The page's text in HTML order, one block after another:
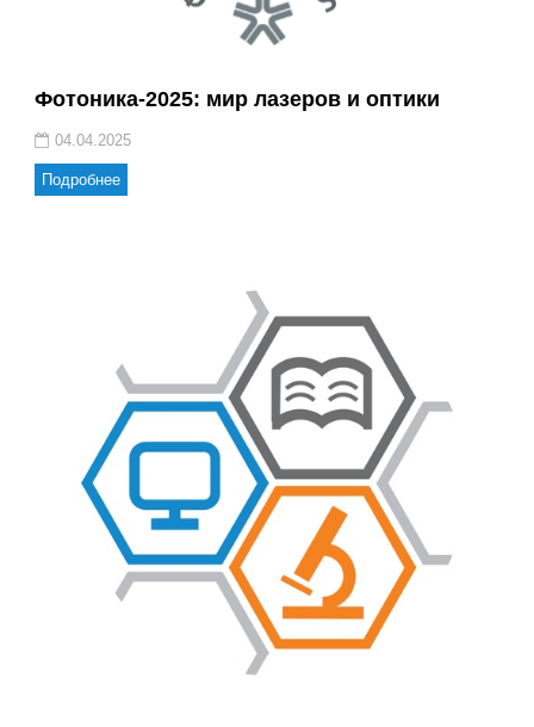
Фотоника-2025: мир лазеров и оптики
04.04.2025
Подробнее